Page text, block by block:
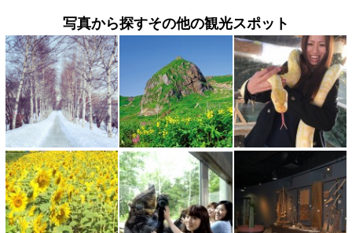
写真から探すその他の観光スポット